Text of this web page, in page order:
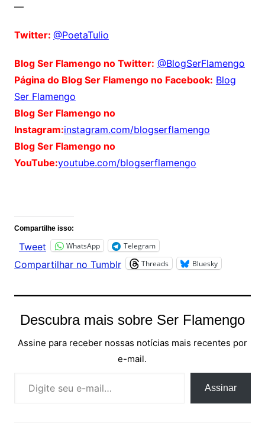
—
Twitter: @PoetaTulio
Blog Ser Flamengo no Twitter: @BlogSerFlamengo
Página do Blog Ser Flamengo no Facebook: Blog
Ser Flamengo
Blog Ser Flamengo no
Instagram:instagram.com/blogserflamengo
Blog Ser Flamengo no
YouTube:youtube.com/blogserflamengo
Compartilhe isso:
Tweet WhatsApp Telegram
Compartilhar no Tumblr Threads Bluesky
Descubra mais sobre Ser Flamengo
Assine para receber nossas notícias mais recentes por
e-mail.
Assinar